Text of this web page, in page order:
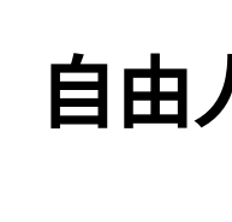
自由